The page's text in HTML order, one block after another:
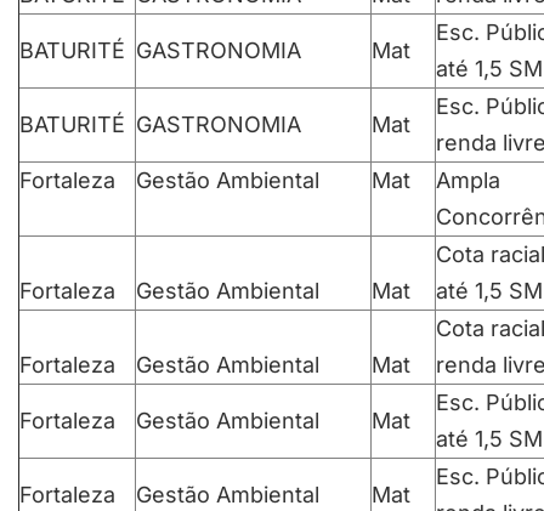
BATURITÉ GASTRONOMIA Mat
Esc.
até 1,5 SM
BATURITÉ GASTRONOMIA Mat
Esc.
renda
Fortaleza
Gestão Ambiental Mat
Ampla
Fortaleza Gestão Ambiental Mat
Cota racial
até 1,5 SM
Fortaleza Gestão Ambiental Mat
Cota racial
renda
Fortaleza Gestão Ambiental Mat
Esc.
até 1,5 SM
Fortaleza Gestão Ambiental Mat
Esc.